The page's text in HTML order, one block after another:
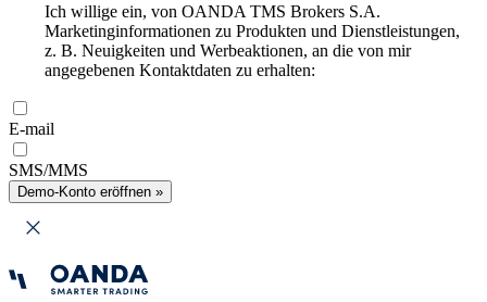
Ich willige ein, von OANDA TMS Brokers S.A.
Marketinginformationen zu Produkten und Dienstleistungen,
z. B. Neuigkeiten und Werbeaktionen, an die von mir
angegebenen Kontaktdaten zu erhalten:
E-mail
SMS/MMS
Demo-Konto eröffnen »